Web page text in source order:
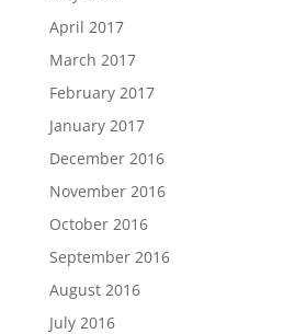
April 2017
March 2017
February 2017
January 2017
December 2016
November 2016
October 2016
September 2016
August 2016
July 2016